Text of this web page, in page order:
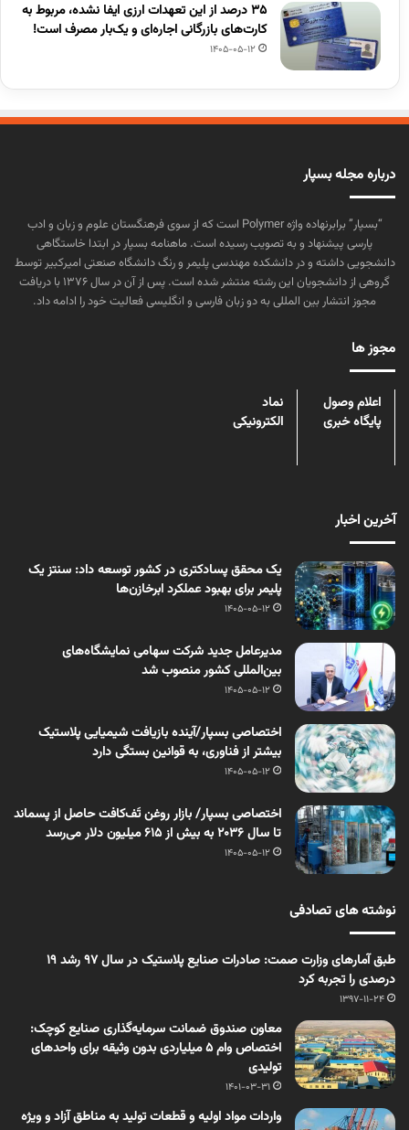
۳۵ درصد از این تعهدات ارزی ایفا نشده، مربوط به
کارت‌های بازرگانی اجاره‌ای و یک‌بار مصرف است!
1405-05-12
درباره مجله بسپار
“بسپار” برابرنهاده واژه Polymer است که از سوی فرهنگستان علوم و زبان و ادب
پارسی پیشنهاد و به تصویب رسیده است. ماهنامه بسپار در ابتدا خاستگاهی
دانشجویی داشته و در دانشکده مهندسی پلیمر و رنگ دانشگاه صنعتی امیرکبیر توسط
گروهی از دانشجویان این رشته منتشر شده است. پس از آن در سال ۱۳۷۶ با دریافت
مجوز انتشار بین المللی به دو زبان فارسی و انگلیسی فعالیت خود را ادامه داد.
مجوز ها
اعلام وصول
پایگاه خبری
نماد
الکترونیکی
آخرین اخبار
یک محقق پسادکتری در کشور توسعه داد: سنتز یک
پلیمر برای بهبود عملکرد ابرخازن‌ها
1405-05-12
مدیرعامل جدید شرکت سهامی نمایشگاه‌های
بین‌المللی کشور منصوب شد
1405-05-12
اختصاصی بسپار/آینده بازیافت شیمیایی پلاستیک
بیشتر از فناوری، به قوانین بستگی دارد
1405-05-12
اختصاصی بسپار/ بازار روغن تَف‌کافت حاصل از پسماند
تا سال ۲۰۳۶ به بیش از ۶۱۵ میلیون دلار می‌رسد
1405-05-12
نوشته های تصادفی
طبق آمارهای وزارت صمت: صادرات صنایع پلاستیک در سال ۹۷ رشد ۱۹
درصدی را تجربه کرد
1397-11-24
معاون صندوق ضمانت سرمایه‌گذاری صنایع کوچک:
اختصاص وام ۵ میلیاردی بدون وثیقه برای واحدهای
تولیدی
1401-03-31
واردات مواد اولیه و قطعات تولید به مناطق آزاد و ویژه